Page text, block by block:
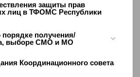
защиты прав
лиц в ТФОМС Республики
получения/
выборе СМО и МО
Координационного совета